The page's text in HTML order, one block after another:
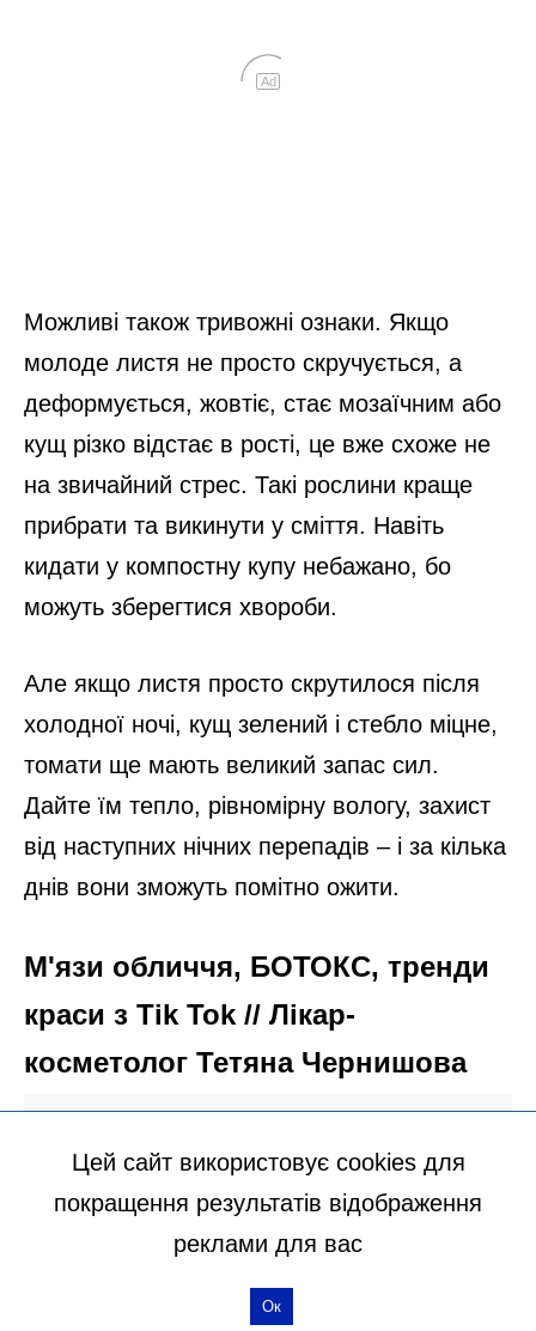
Цей сайт використовує cookies для
покращення результатів відображення
реклами для вас
Ок